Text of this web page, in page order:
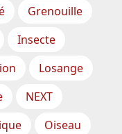
Grenouille
Insecte
Losange
NEXT
Oiseau